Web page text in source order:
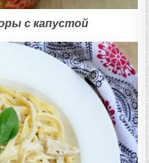
с капустой